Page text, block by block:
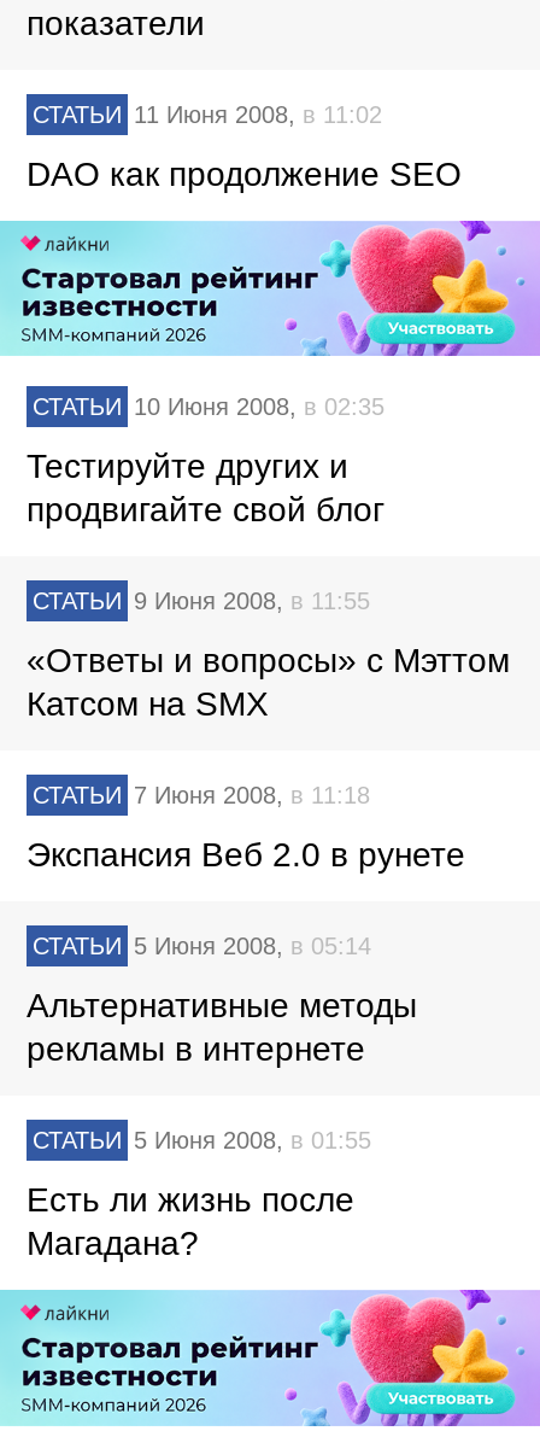
показатели
СТАТЬИ 11 Июня 2008, в 11:02
DAO как продолжение SEO
СТАТЬИ 10 Июня 2008, в 02:35
Тестируйте других и
продвигайте свой блог
СТАТЬИ 9 Июня 2008, в 11:55
«Ответы и вопросы» с Мэттом
Катсом на SMX
СТАТЬИ 7 Июня 2008, в 11:18
Экспансия Веб 2.0 в рунете
СТАТЬИ 5 Июня 2008, в 05:14
Альтернативные методы
рекламы в интернете
СТАТЬИ 5 Июня 2008, в 01:55
Есть ли жизнь после
Магадана?